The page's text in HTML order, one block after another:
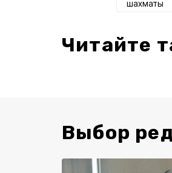
шахматы
Читайте
Выбор